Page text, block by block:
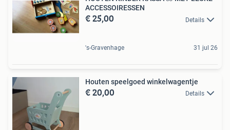
ACCESSOIRESSEN
€ 25,00 Details
's-Gravenhage 31 jul 26
Houten speelgoed winkelwagentje
€ 20,00 Details